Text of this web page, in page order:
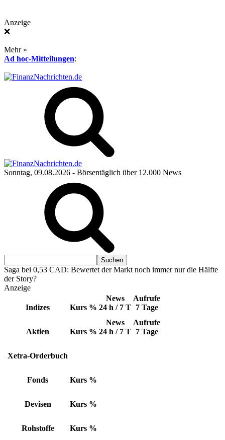
Anzeige
❌
Mehr »
Ad hoc-Mitteilungen:
Sonntag, 09.08.2026 - Börsentäglich über 12.000 News
Saga bei 0,53 CAD: Bewertet der Markt noch immer nur die Hälfte
der Story?
Anzeige
Indizes Kurs %
News
24 h / 7 T
Aufrufe
7 Tage
Aktien Kurs %
News
24 h / 7 T
Aufrufe
7 Tage
Xetra-Orderbuch
Fonds Kurs %
Devisen Kurs %
Rohstoffe Kurs %